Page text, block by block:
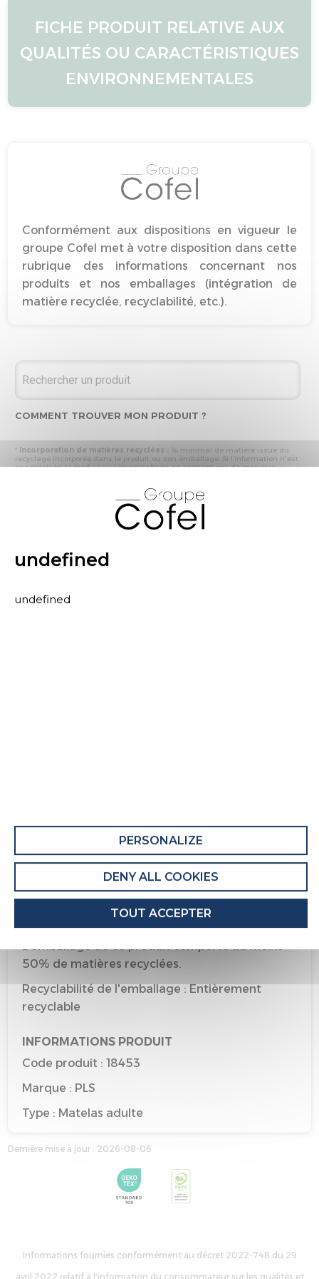
FICHE PRODUIT RELATIVE AUX
QUALITÉS OU CARACTÉRISTIQUES
ENVIRONNEMENTALES
Conformément aux dispositions en vigueur le
groupe Cofel met à votre disposition dans cette
rubrique des informations concernant nos
produits et nos emballages (intégration de
matière recyclée, recyclabilité, etc.).
COMMENT TROUVER MON PRODUIT ?
* Incorporation de matières recyclées : % minimal de matière issue du
recyclage incorporée dans le produit ou son emballage. Si l’information n'est
pas précisée, le produit ou son emballage ne contient pas de matières
- « produit ou emballage majoritairement recyclable » : la matière recyclée
produite par les processus de recyclage mis en œuvre représente plus de 50
% en masse du déchet collecté
- « produit ou emballage entièrement recyclable » : la matière recyclée
* Primes et pénalités appliquées au produit :
rubrique les primes et pénalités déclarées à ECOMAISON et CITEO (Eco
matières recyclées.
Recyclabilité du produit : Majoritairement
QUALITÉS ET CARACTÉRISTIQUES
ENVIRONNEMENTALES DE L’EMBALLAGE
L'emballage de ce produit comporte au moins
50% de matières recyclées.
Recyclabilité de l'emballage : Entièrement
recyclable
INFORMATIONS PRODUIT
Code produit : 18453
Marque : PLS
Type : Matelas adulte
Dernière mise à jour : 2026-08-06
Informations fournies conformément au décret 2022-748 du 29
avril 2022 relatif à l'information du consommateur sur les qualités et
undefined
undefined
PERSONALIZE
DENY ALL COOKIES
TOUT ACCEPTER